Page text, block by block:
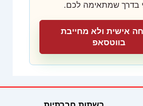
בדרך שמתאימה לכם.
אישית ולא מחייבת
בווטסאפ